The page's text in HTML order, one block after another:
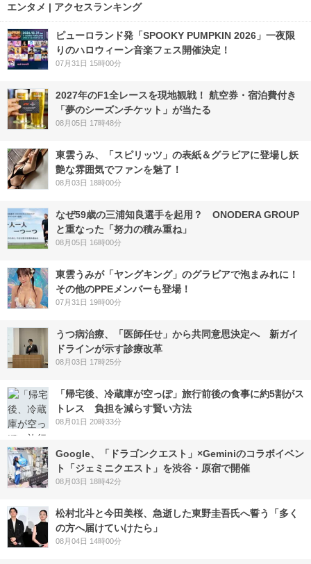
エンタメ | アクセスランキング
ピューロランド発「SPOOKY PUMPKIN 2026」一夜限
りのハロウィーン音楽フェス開催決定！
07月31日 15時00分
2027年のF1全レースを現地観戦！ 航空券・宿泊費付き
「夢のシーズンチケット」が当たる
08月05日 17時48分
東雲うみ、「スピリッツ」の表紙＆グラビアに登場し妖
艶な雰囲気でファンを魅了！
08月03日 18時00分
なぜ59歳の三浦知良選手を起用？ ONODERA GROUP
と重なった「努力の積み重ね」
08月05日 16時00分
東雲うみが「ヤングキング」のグラビアで泡まみれに！
その他のPPEメンバーも登場！
07月31日 19時00分
うつ病治療、「医師任せ」から共同意思決定へ 新ガイ
ドラインが示す診療改革
08月03日 17時25分
「帰宅後、冷蔵庫が空っぽ」旅行前後の食事に約5割がス
トレス 負担を減らす賢い方法
08月01日 20時33分
Google、「ドラゴンクエスト」×Geminiのコラボイベン
ト「ジェミニクエスト」を渋谷・原宿で開催
08月03日 18時42分
松村北斗と今田美桜、急逝した東野圭吾氏へ誓う「多く
の方へ届けていけたら」
08月04日 14時00分